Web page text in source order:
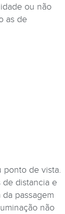
ou não
as de
ponto de vista.
de distancia e
passagem
não